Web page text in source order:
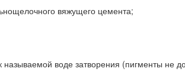
вяжущего цемента;
воде затворения (пигменты не